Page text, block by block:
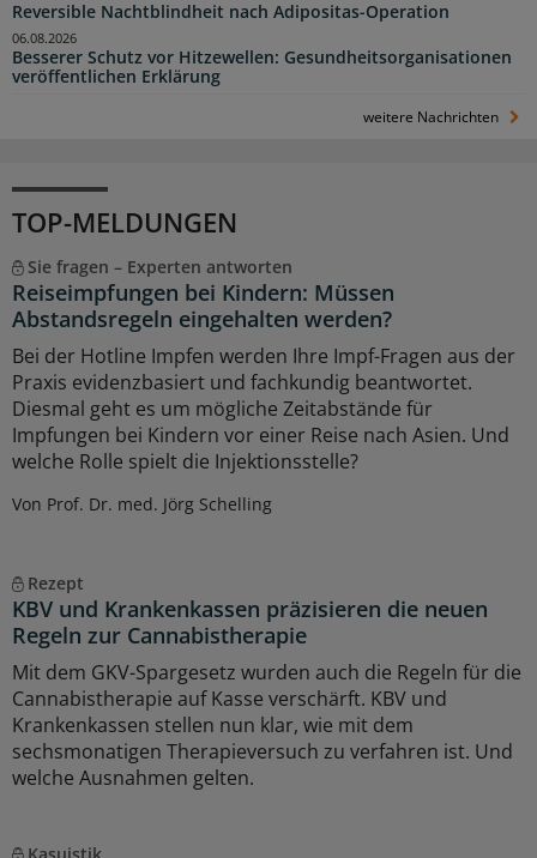
Reversible Nachtblindheit nach Adipositas-Operation
Besserer Schutz vor Hitzewellen: Gesundheitsorganisationen
veröffentlichen Erklärung
06.08.2026
weitere Nachrichten
TOP-MELDUNGEN
Sie fragen – Experten antworten
Reiseimpfungen bei Kindern: Müssen
Abstandsregeln eingehalten werden?
Bei der Hotline Impfen werden Ihre Impf-Fragen aus der
Praxis evidenzbasiert und fachkundig beantwortet.
Diesmal geht es um mögliche Zeitabstände für
Impfungen bei Kindern vor einer Reise nach Asien. Und
welche Rolle spielt die Injektionsstelle?
Von Prof. Dr. med. Jörg Schelling
Rezept
KBV und Krankenkassen präzisieren die neuen
Regeln zur Cannabistherapie
Mit dem GKV-Spargesetz wurden auch die Regeln für die
Cannabistherapie auf Kasse verschärft. KBV und
Krankenkassen stellen nun klar, wie mit dem
sechsmonatigen Therapieversuch zu verfahren ist. Und
welche Ausnahmen gelten.